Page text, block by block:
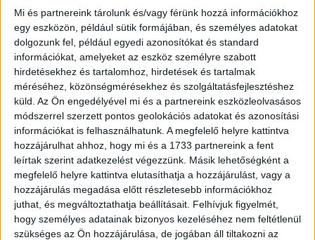
Mi és partnereink tárolunk és/vagy férünk hozzá információkhoz
egy eszközön, például sütik formájában, és személyes adatokat
dolgozunk fel, például egyedi azonosítókat és standard
információkat, amelyeket az eszköz személyre szabott
hirdetésekhez és tartalomhoz, hirdetések és tartalmak
méréséhez, közönségmérésekhez és szolgáltatásfejlesztéshez
küld. Az Ön engedélyével mi és a partnereink eszközleolvasásos
módszerrel szerzett pontos geolokációs adatokat és azonosítási
információkat is felhasználhatunk. A megfelelő helyre kattintva
hozzájárulhat ahhoz, hogy mi és a 1733 partnereink a fent
leírtak szerint adatkezelést végezzünk. Másik lehetőségként a
megfelelő helyre kattintva elutasíthatja a hozzájárulást, vagy a
hozzájárulás megadása előtt részletesebb információkhoz
juthat, és megváltoztathatja beállításait. Felhívjuk figyelmét,
hogy személyes adatainak bizonyos kezeléséhez nem feltétlenül
szükséges az Ön hozzájárulása, de jogában áll tiltakozni az
BEJELENTKEZÉS
ÚJ FIÓK
Elfelejtetted a jelszavad?